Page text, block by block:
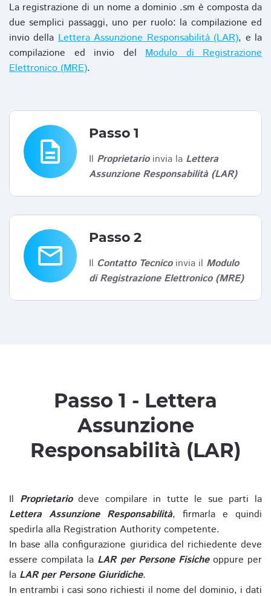
La registrazione di un nome a dominio .sm è composta da
due semplici passaggi, uno per ruolo: la compilazione ed
invio dellaLettera Assunzione Responsabilità (LAR), e la
compilazione ed invio del Modulo di Registrazione
Elettronico (MRE).
description
Passo 1
Il Proprietarioinvia la Lettera
Assunzione Responsabilità (LAR)
email
Passo 2
Il Contatto Tecnicoinvia il Modulo
di Registrazione Elettronico (MRE)
Passo 1 - Lettera
Assunzione
Responsabilità (LAR)
Il Proprietariodeve compilare in tutte le sue parti la
Lettera Assunzione Responsabilità, firmarla e quindi
spedirla alla Registration Authority competente.
In base alla configurazione giuridica del richiedente deve
essere compilata la LAR per Persone Fisicheoppure per
la LAR per Persone Giuridiche.
In entrambi i casi sono richiesti il nome del dominio, i dati